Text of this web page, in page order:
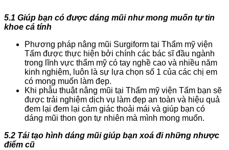
5.1 Giúp bạn có được dáng mũi như mong muốn tự tin
khoe cá tính
Phương pháp nâng mũi Surgiform tại Thẩm mỹ viện
Tấm được thực hiện bởi chính các bác sĩ đầu ngành
trong lĩnh vực thẩm mỹ có tay nghề cao và nhiều năm
kinh nghiệm, luôn là sự lựa chọn số 1 của các chị em
có mong muốn làm đẹp.
Khi phẫu thuật nâng mũi tại Thẩm mỹ viện Tấm bạn sẽ
được trải nghiệm dịch vụ làm đẹp an toàn và hiệu quả
đem lại đem lại cảm giác thoải mái và giúp bạn có
dáng mũi thon gọn tự nhiên mà mình mong muốn.
5.2 Tái tạo hình dáng mũi giúp bạn xoá đi những nhược
điểm cũ